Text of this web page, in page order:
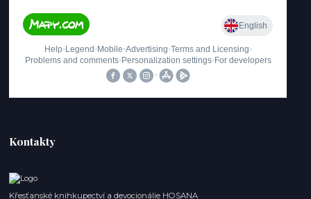
Kontakty
Křesťanské knihkupectví a devocionálie HOSANA